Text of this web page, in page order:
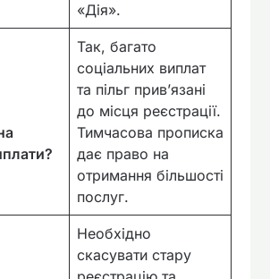
«Дія».
Так, багато
соціальних виплат
та пільг прив’язані
до місця реєстрації.
Тимчасова прописка
дає право на
отримання більшості
послуг.
Необхідно
скасувати стару